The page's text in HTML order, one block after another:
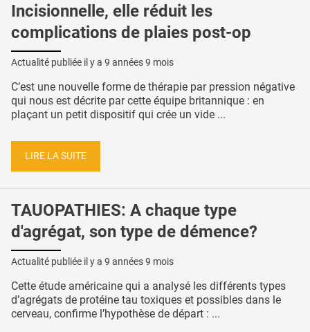
Incisionnelle, elle réduit les
complications de plaies post-op
Actualité publiée il y a 9 années 9 mois
C’est une nouvelle forme de thérapie par pression négative
qui nous est décrite par cette équipe britannique : en
plaçant un petit dispositif qui crée un vide ...
LIRE LA SUITE
TAUOPATHIES: A chaque type
d'agrégat, son type de démence?
Actualité publiée il y a 9 années 9 mois
Cette étude américaine qui a analysé les différents types
d’agrégats de protéine tau toxiques et possibles dans le
cerveau, confirme l’hypothèse de départ : ...